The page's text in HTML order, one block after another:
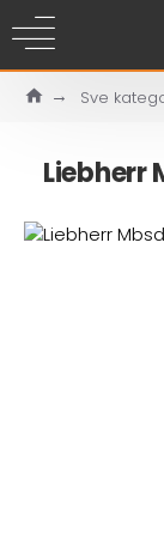
Sve
Liebherr